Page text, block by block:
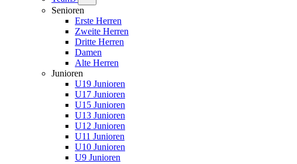
Senioren
Erste Herren
Zweite Herren
Dritte Herren
Damen
Alte Herren
Junioren
U19 Junioren
U17 Junioren
U15 Junioren
U13 Junioren
U12 Junioren
U11 Junioren
U10 Junioren
U9 Junioren